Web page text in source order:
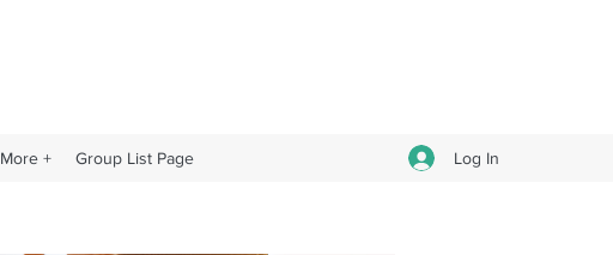
More + Group List Page Log In